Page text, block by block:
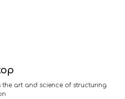
the art and science of structuring